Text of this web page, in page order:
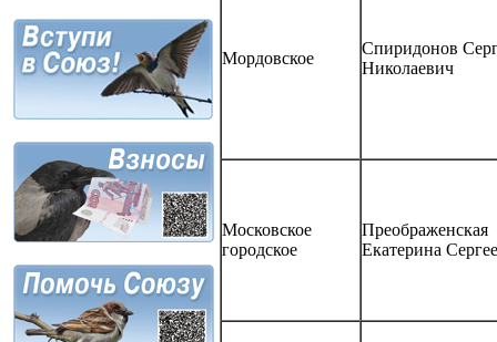
Мордовское
Спиридонов
Николаевич
Московское
городское
Преображенская
Екатерина